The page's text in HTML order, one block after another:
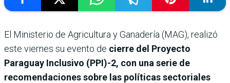
El Ministerio de Agricultura y Ganadería (MAG), realizó
este viernes su evento de cierre del Proyecto
Paraguay Inclusivo (PPI)-2, con una serie de
recomendaciones sobre las políticas sectoriales